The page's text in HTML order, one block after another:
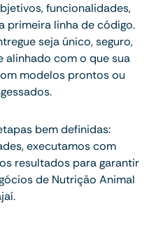
funcionalidades,
primeira linha de código.
seja único, seguro,
alinhado com o que sua
modelos prontos ou
bem definidas:
executamos com
resultados para garantir
de Nutrição Animal